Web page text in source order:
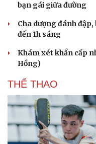
Văn hóa
Văn học
Di sản
bạn gái giữa đường
Cha dượng đánh đập,
đến 1h sáng
Khám xét khẩn cấp
Hồng)
THỂ THAO